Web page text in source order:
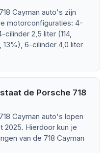
Cayman auto's zijn
motorconfiguraties: 4-
2,5 liter (114,
6-cilinder 4,0 liter
de Porsche 718
Cayman auto's lopen
2025. Hierdoor kun je
van de 718 Cayman